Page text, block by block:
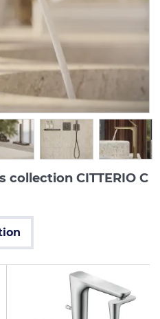
CITTERIO C